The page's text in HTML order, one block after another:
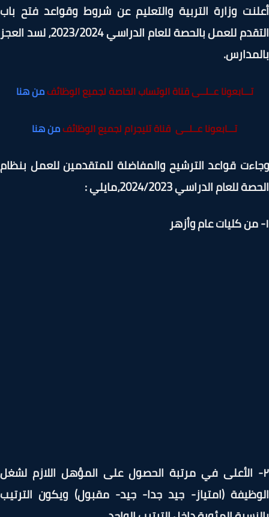
وزارة التربية والتعليم عن شروط وقواعد فتح باب
التقدم للعمل بالحصة للعام الدراسي 2023/2024، لسد العجز
تـــابعونا عــلــى قناة الوتساب الخاصة لجميع الوظائفمن هنا
تـــابعونا عــلــى قناة تليجرام لجميع الوظائفمن هنا
قواعد الترشيح والمفاضلة للمتقدمين للعمل بنظام
للعام الدراسي 2024/2023،مايلي :
الأعلى في مرتبة الحصول على المؤهل اللازم لشغل
(امتياز- جيد جدا- جيد- مقبول) ويكون الترتيب